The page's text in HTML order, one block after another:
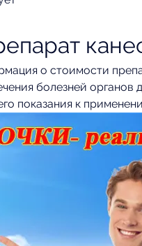
о стоимости
болезней органов
показания к